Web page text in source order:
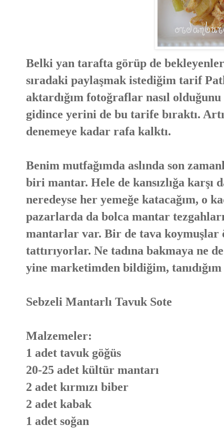
Belki yan tarafta görüp de
sıradaki paylaşmak istediğim tarif
aktardığım fotoğraflar nasıl
gidince yerini de bu tarife bıraktı.
denemeye kadar rafa kalktı.
Benim mutfağımda aslında son
biri mantar. Hele de kansızlığa
neredeyse her yemeğe katacağım, o
pazarlarda da bolca mantar
mantarlar var. Bir de tava koymuşlar
tattırıyorlar. Ne tadına bakmaya ne
yine marketimden bildiğim,
Sebzeli Mantarlı Tavuk Sote
Malzemeler:
1 adet tavuk göğüs
20-25 adet kültür mantarı
2 adet kırmızı biber
2 adet kabak
1 adet soğan